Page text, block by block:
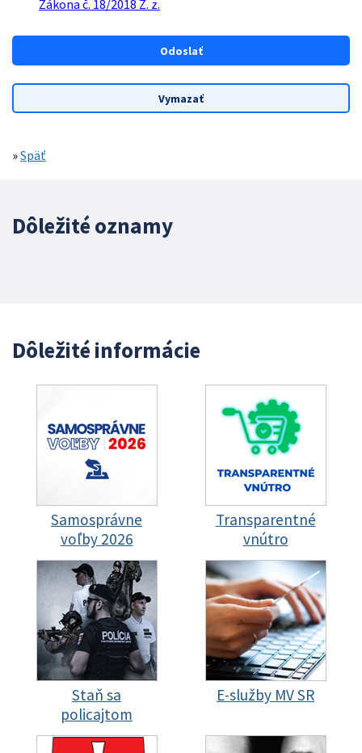
Zákona č. 18/2018 Z. z.
»Späť
Dôležité oznamy
Dôležité informácie
Samosprávne
voľby 2026
Transparentné
vnútro
Staň sa
policajtom
E-služby MV SR